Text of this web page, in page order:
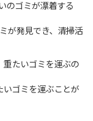
のゴミが漂着する
が発見でき、清掃活
重たいゴミを運ぶの
いゴミを運ぶことが